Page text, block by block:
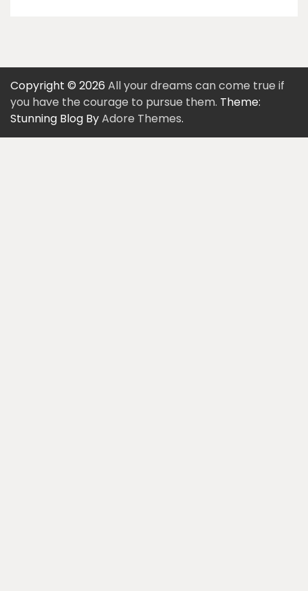
Copyright © 2026 All your dreams can come true if
you have the courage to pursue them. Theme:
Stunning Blog ByAdore Themes.